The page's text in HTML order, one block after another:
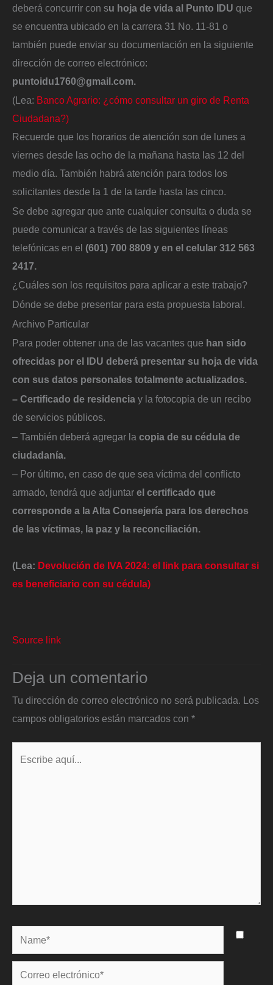
deberá concurrir con su hoja de vida al Punto IDU que
se encuentra ubicado en la carrera 31 No. 11-81 o
también puede enviar su documentación en la siguiente
dirección de correo electrónico:
puntoidu1760@gmail.com.
(Lea: Banco Agrario: ¿cómo consultar un giro de Renta
Ciudadana?)
Recuerde que los horarios de atención son de lunes a
viernes desde las ocho de la mañana hasta las 12 del
medio día. También habrá atención para todos los
solicitantes desde la 1 de la tarde hasta las cinco.
Se debe agregar que ante cualquier consulta o duda se
puede comunicar a través de las siguientes líneas
telefónicas en el (601) 700 8809 y en el celular 312 563
2417.
¿Cuáles son los requisitos para aplicar a este trabajo?
Dónde se debe presentar para esta propuesta laboral.
Archivo Particular
Para poder obtener una de las vacantes que han sido
ofrecidas por el IDU deberá presentar su hoja de vida
con sus datos personales totalmente actualizados.
– Certificado de residencia y la fotocopia de un recibo
de servicios públicos.
– También deberá agregar la copia de su cédula de
ciudadanía.
– Por último, en caso de que sea víctima del conflicto
armado, tendrá que adjuntar el certificado que
corresponde a la Alta Consejería para los derechos
de las víctimas, la paz y la reconciliación.
(Lea: Devolución de IVA 2024: el link para consultar si
es beneficiario con su cédula)
Source link
Deja un comentario
Tu dirección de correo electrónico no será publicada. Los
campos obligatorios están marcados con *
Name*
Correo